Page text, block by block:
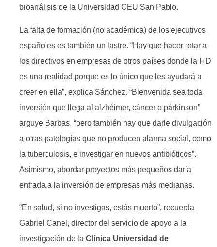
bioanálisis de la Universidad CEU San Pablo.
La falta de formación (no académica) de los ejecutivos
españoles es también un lastre. “Hay que hacer rotar a
los directivos en empresas de otros países donde la I+D
es una realidad porque es lo único que les ayudará a
creer en ella”, explica Sánchez. “Bienvenida sea toda
inversión que llega al alzhéi­mer, cáncer o párkinson”,
arguye Barbas, “pero también hay que darle divulgación
a otras patologías que no producen alarma social, como
la tuberculosis, e investigar en nuevos antibióticos”.
Asimismo, abordar proyectos más pequeños daría
entrada a la inversión de empresas más medianas.
“En salud, si no investigas, estás muerto”, recuerda
Gabriel Canel, director del servicio de apoyo a la
investigación de la Clínica Universidad de